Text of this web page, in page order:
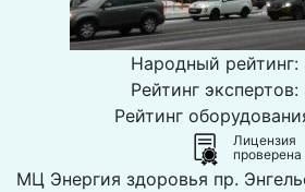
Народный рейтинг:
Рейтинг
Рейтинг
Лицензия
проверена
МЦ Энергия здоровья пр.